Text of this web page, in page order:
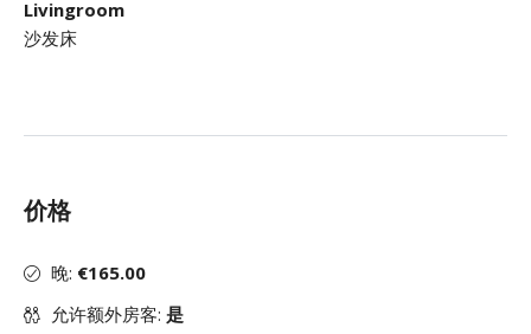
Livingroom
沙发床
价格
晚: €165.00
允许额外房客: 是